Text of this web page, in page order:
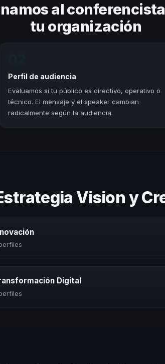
al
tu organización
Perfil de audiencia
Evaluamos si tu público es directivo, operativo o
técnico. El mensaje y el speaker cambian
radicalmente según la audiencia.
Vision y
Digital